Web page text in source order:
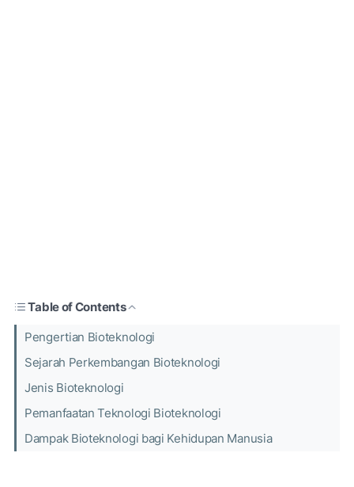
Table of Contents
Pengertian Bioteknologi
Sejarah Perkembangan Bioteknologi
Jenis Bioteknologi
Pemanfaatan Teknologi Bioteknologi
Dampak Bioteknologi bagi Kehidupan Manusia